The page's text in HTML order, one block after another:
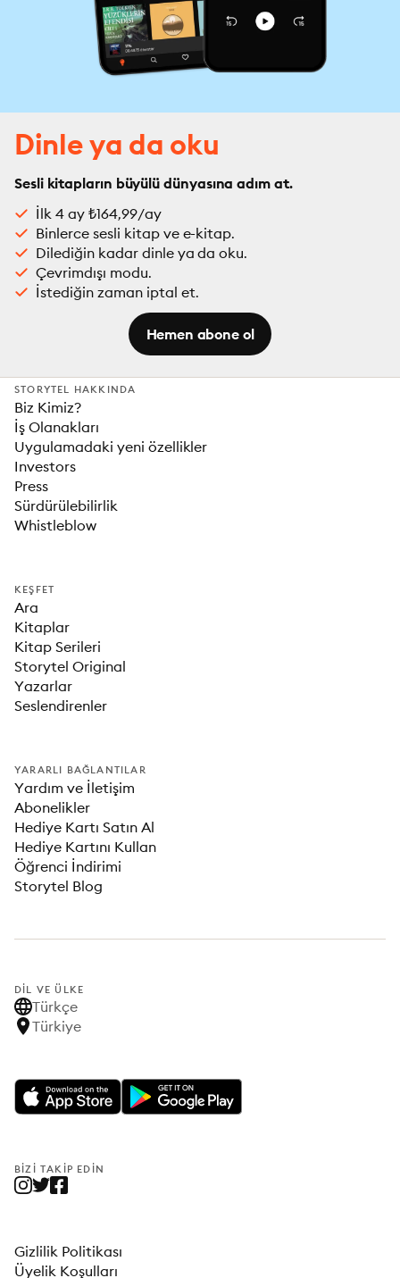
Dinle ya da oku
Sesli kitapların büyülü dünyasına adım at.
İlk 4 ay ₺164,99/ay
Binlerce sesli kitap ve e-kitap.
Dilediğin kadar dinle ya da oku.
Çevrimdışı modu.
İstediğin zaman iptal et.
Hemen abone ol
STORYTEL HAKKINDA
Biz Kimiz?
İş Olanakları
Uygulamadaki yeni özellikler
Investors
Press
Sürdürülebilirlik
Whistleblow
KEŞFET
Ara
Kitaplar
Kitap Serileri
Storytel Original
Yazarlar
Seslendirenler
YARARLI BAĞLANTILAR
Yardım ve İletişim
Abonelikler
Hediye Kartı Satın Al
Hediye Kartını Kullan
Öğrenci İndirimi
Storytel Blog
DIL VE ÜLKE
Türkçe
Türkiye
BIZI TAKIP EDIN
Gizlilik Politikası
Üyelik Koşulları